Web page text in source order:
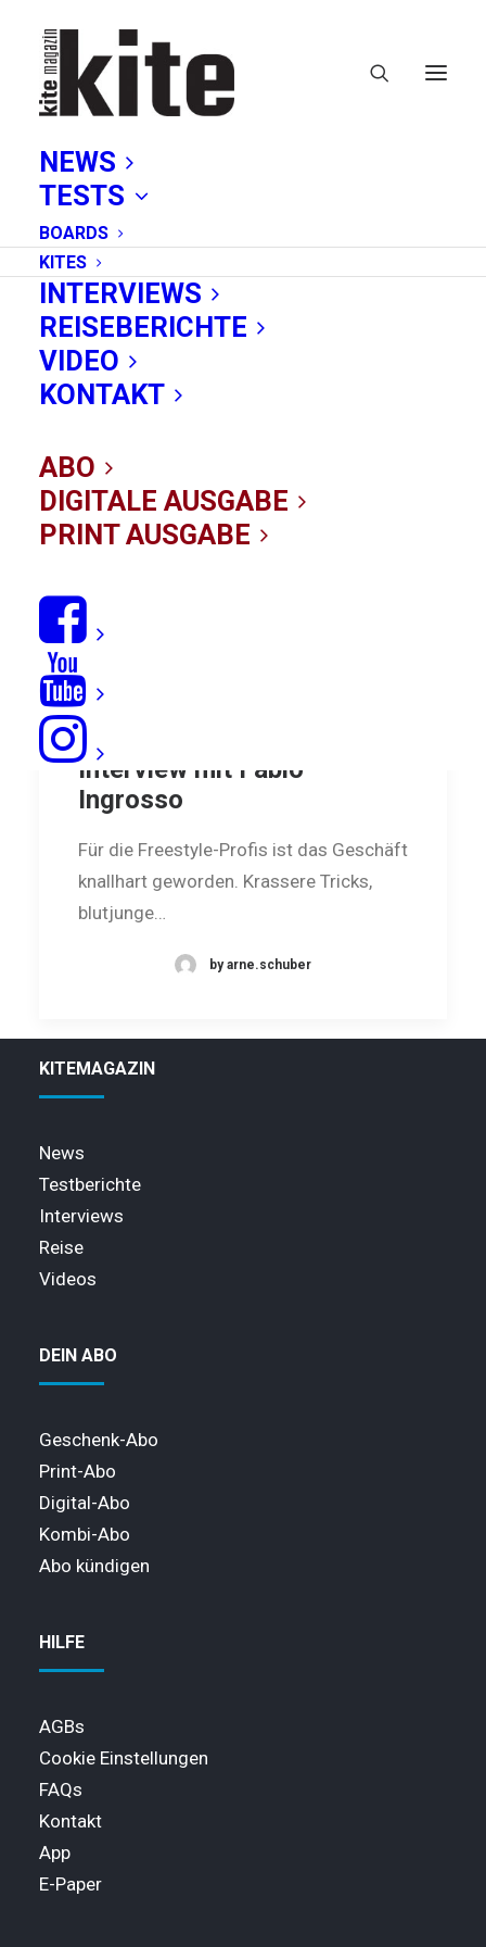
NEWS
TESTS
BOARDS
KITES
INTERVIEWS
REISEBERICHTE
VIDEO
KONTAKT
ABO
DIGITALE AUSGABE
PRINT AUSGABE
Weltmeister
Der Meistermacher:
Interview mit Fabio
Ingrosso
Für die Freestyle-Profis ist das Geschäft
­knallhart geworden. Krassere Tricks,
blutjunge…
by arne.schuber
KITEMAGAZIN
News
Testberichte
Interviews
Reise
Videos
DEIN ABO
Geschenk-Abo
Print-Abo
Digital-Abo
Kombi-Abo
Abo kündigen
HILFE
AGBs
Cookie Einstellungen
FAQs
Kontakt
App
E-Paper